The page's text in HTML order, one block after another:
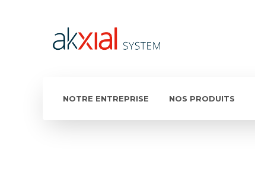
NOTRE ENTREPRISE NOS PRODUITS